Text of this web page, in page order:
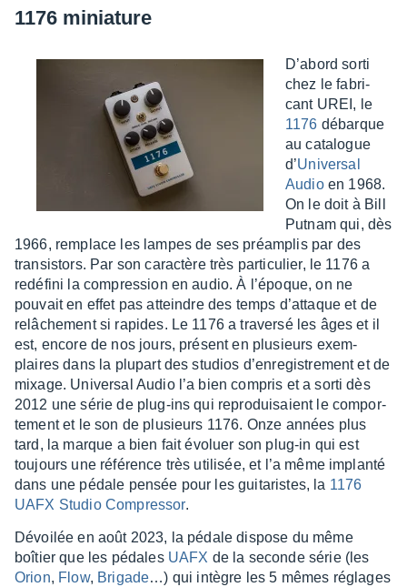
1176 minia­ture
D’abord sorti
chez le fabri­
cant UREI, le
1176 débarque
au cata­logue
d’Univer­sal
Audioen 1968.
On le doit à Bill
Putnam qui, dès
1966, remplace les lampes de ses préam­plis par des
tran­sis­tors. Par son carac­tère très parti­cu­lier, le 1176 a
redé­fini la compres­sion en audio. À l’époque, on ne
pouvait en effet pas atteindre des temps d’at­taque et de
relâ­che­ment si rapides. Le 1176 a traversé les âges et il
est, encore de nos jours, présent en plusieurs exem­
plaires dans la plupart des studios d’en­re­gis­tre­ment et de
mixage. Univer­sal Audio l’a bien compris et a sorti dès
2012 une série de plug-ins qui repro­dui­saient le compor­
te­ment et le son de plusieurs 1176. Onze années plus
tard, la marque a bien fait évoluer son plug-in qui est
toujours une réfé­rence très utili­sée, et l’a même implanté
dans une pédale pensée pour les guita­ristes, la 1176
UAFX Studio Compres­sor.
Dévoi­lée en août 2023, la pédale dispose du même
boîtier que les pédales UAFX de la seconde série (les
Orion, Flow, Brigade…) qui intègre les 5 mêmes réglages